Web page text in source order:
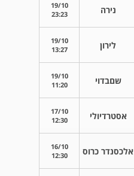
נירה
19/10
23:23
לירון
19/10
13:27
שםבדוי
19/10
11:20
אסטרדיולי
17/10
12:30
אלכסנדר כרוס
16/10
12:30